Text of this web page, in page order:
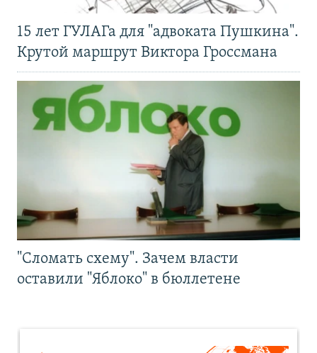
15 лет ГУЛАГа для "адвоката Пушкина".
Крутой маршрут Виктора Гроссмана
"Сломать схему". Зачем власти
оставили "Яблоко" в бюллетене